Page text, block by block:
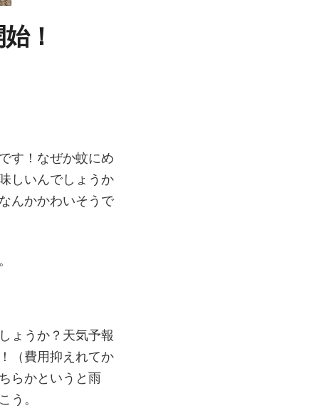
！
す！なぜか蚊にめ
しいんでしょうか
んかかわいそうで
ょうか？天気予報
（費用抑えれてか
らかというと雨
う。